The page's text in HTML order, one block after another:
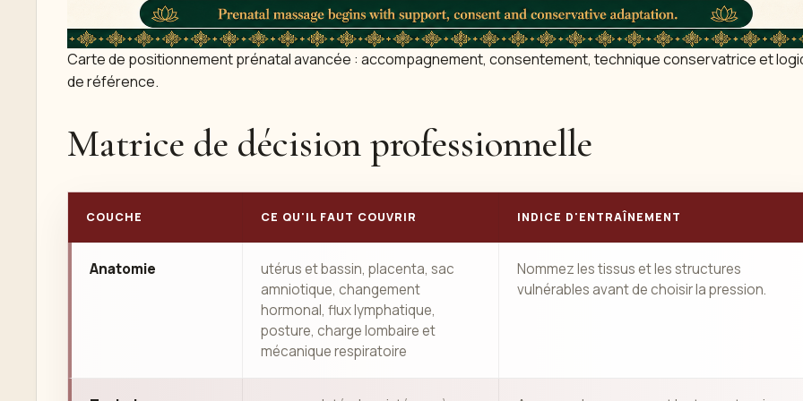
Carte de positionnement prénatal avancée : accompagnement, consentement, technique conservatrice et
de référence.
Matrice de décision professionnelle
COUCHE CE QU'IL FAUT COUVRIR INDICE D'ENTRAÎNEMENT
Anatomie
utérus et bassin, placenta, sac
amniotique, changement
hormonal, flux lymphatique,
posture, charge lombaire et
mécanique respiratoire
Nommez les tissus et les structures
vulnérables avant de choisir la pression.